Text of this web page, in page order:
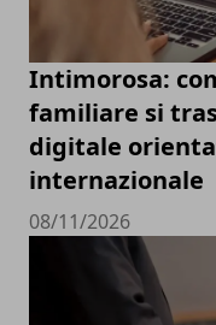
Intimorosa:
familiare si
digitale
internazionale
08/11/2026